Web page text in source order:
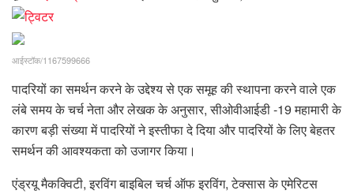
आईस्टॉक/1167599666
पादरियों का समर्थन करने के उद्देश्य से एक समूह की स्थापना करने वाले एक
लंबे समय के चर्च नेता और लेखक के अनुसार, सीओवीआईडी ​​​​-19 महामारी के
कारण बड़ी संख्या में पादरियों ने इस्तीफा दे दिया और पादरियों के लिए बेहतर
समर्थन की आवश्यकता को उजागर किया।
एंड्रयू मैकक्विटी, इरविंग बाइबिल चर्च ऑफ इरविंग, टेक्सास के एमेरिटस